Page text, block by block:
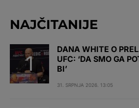
NAJČITANIJE
DANA WHITE O
UFC: ‘DA SMO GA
BI’
31. SRPNJA 2026. 13:05